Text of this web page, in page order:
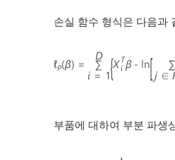
손실 함수 형식은 다음과
부품에 대하여 부분 파생